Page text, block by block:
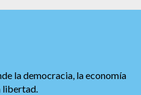
la democracia, la economía
libertad.